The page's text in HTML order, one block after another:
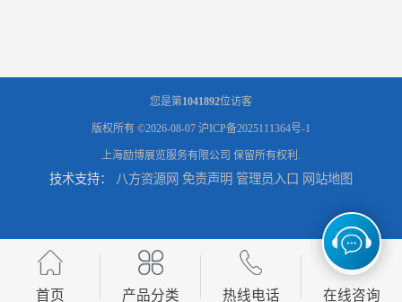
您是第1041892位访客
版权所有 ©2026-08-07 沪ICP备2025111364号-1
上海励博展览服务有限公司 保留所有权利.
技术支持： 八方资源网 免责声明 管理员入口 网站地图
首页 产品分类 热线电话 在线咨询